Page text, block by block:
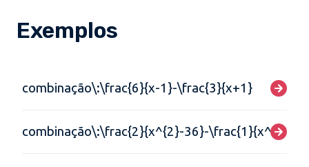
Exemplos
combinação\:\frac{6}{x-1}-\frac{3}{x+1}
combinação\:\frac{2}{x^{2}-36}-